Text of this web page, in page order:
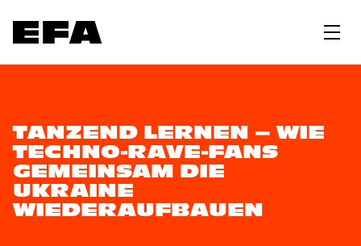
TANZEND LERNEN – WIE
TECHNO-RAVE-FANS
GEMEINSAM DIE
UKRAINE
WIEDERAUFBAUEN